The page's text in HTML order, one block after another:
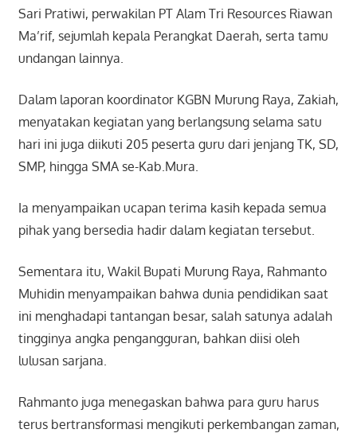
Sari Pratiwi, perwakilan PT Alam Tri Resources Riawan
Ma’rif, sejumlah kepala Perangkat Daerah, serta tamu
undangan lainnya.
Dalam laporan koordinator KGBN Murung Raya, Zakiah,
menyatakan kegiatan yang berlangsung selama satu
hari ini juga diikuti 205 peserta guru dari jenjang TK, SD,
SMP, hingga SMA se-Kab.Mura.
Ia menyampaikan ucapan terima kasih kepada semua
pihak yang bersedia hadir dalam kegiatan tersebut.
Sementara itu, Wakil Bupati Murung Raya, Rahmanto
Muhidin menyampaikan bahwa dunia pendidikan saat
ini menghadapi tantangan besar, salah satunya adalah
tingginya angka pengangguran, bahkan diisi oleh
lulusan sarjana.
Rahmanto juga menegaskan bahwa para guru harus
terus bertransformasi mengikuti perkembangan zaman,